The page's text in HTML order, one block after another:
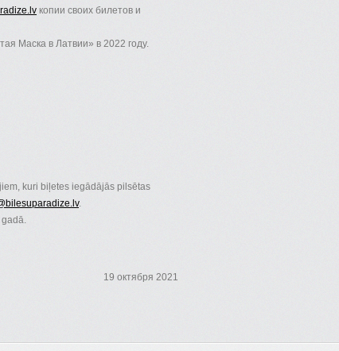
копии своих билетов и
Маска в Латвии» в 2022 году.
kuri biļetes iegādājās pilsētas
.
gadā.
19 октября 2021